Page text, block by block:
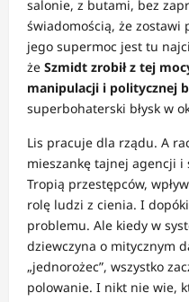
salonie, z butami, bez
świadomością, że zostawi
jego supermoc jest tu
że Szmidt zrobił z tej
manipulacji i politycznej
superbohaterski błysk w
Lis pracuje dla rządu. A
mieszankę tajnej agencji
Tropią przestępców,
rolę ludzi z cienia. I
problemu. Ale kiedy w
dziewczyna o mitycznym
„jednorożec”, wszystko
polowanie. I nikt nie wie,